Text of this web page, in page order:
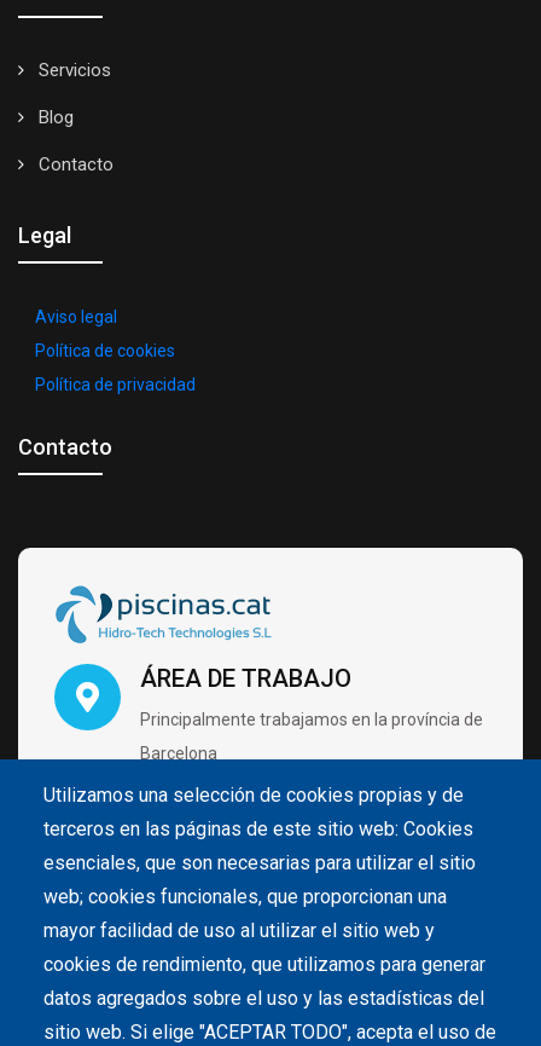
Servicios
Blog
Contacto
Legal
Aviso legal
Política de cookies
Política de privacidad
Contacto
ÁREA DE TRABAJO
Principalmente trabajamos en la província de
Barcelona
VISÍTANOS CON CITA PRÉVIA
Carrer de Pintor Velázquez 4 B2 Nave 28
LLÁMANOS
Utilizamos una selección de cookies propias y de
terceros en las páginas de este sitio web: Cookies
esenciales, que son necesarias para utilizar el sitio
web; cookies funcionales, que proporcionan una
mayor facilidad de uso al utilizar el sitio web y
cookies de rendimiento, que utilizamos para generar
datos agregados sobre el uso y las estadísticas del
sitio web. Si elige "ACEPTAR TODO", acepta el uso de